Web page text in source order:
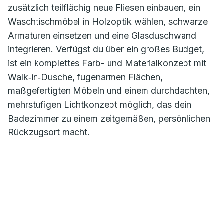
zusätzlich teilflächig neue Fliesen einbauen, ein
Waschtischmöbel in Holzoptik wählen, schwarze
Armaturen einsetzen und eine Glasduschwand
integrieren. Verfügst du über ein großes Budget,
ist ein komplettes Farb- und Materialkonzept mit
Walk‑in‑Dusche, fugenarmen Flächen,
maßgefertigten Möbeln und einem durchdachten,
mehrstufigen Lichtkonzept möglich, das dein
Badezimmer zu einem zeitgemäßen, persönlichen
Rückzugsort macht.